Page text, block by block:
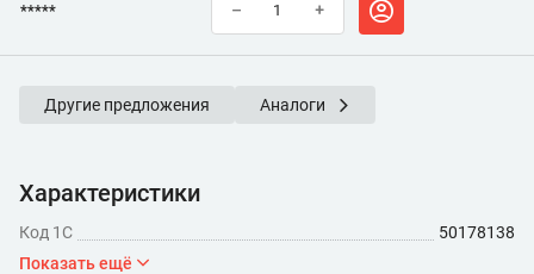
***** – +
Другие предложения Аналоги
Характеристики
Код 1С
50178138
Показать ещё